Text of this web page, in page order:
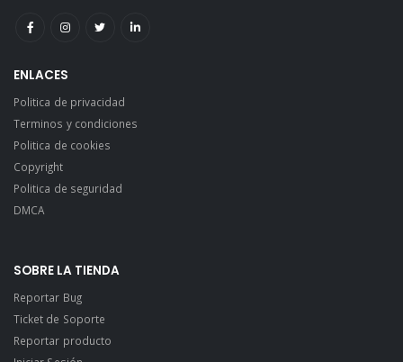
ENLACES
Politica de privacidad
Terminos y condiciones
Politica de cookies
Copyright
Politica de seguridad
DMCA
SOBRE LA TIENDA
Reportar Bug
Ticket de Soporte
Reportar producto